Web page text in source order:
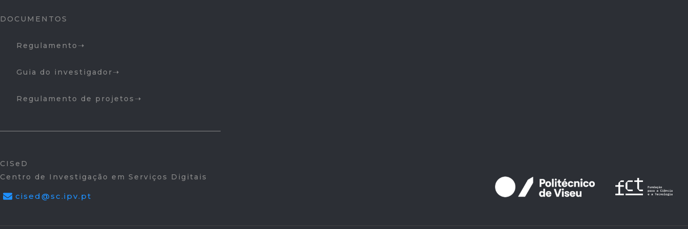
DOCUMENTOS
Regulamento
Guia do investigador
Regulamento de projetos
CISeD
Centro de Investigação em Serviços Digitais
cised@sc.ipv.pt